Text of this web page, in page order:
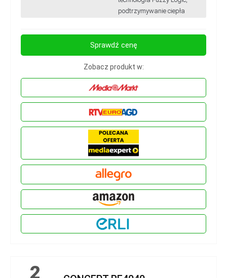
podtrzymywanie ciepła
Sprawdź cenę
Zobacz produkt w:
2